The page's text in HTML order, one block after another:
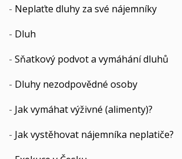
- Neplaťte dluhy za své nájemníky
- Dluh
- Sňatkový podvot a vymáhání dluhů
- Dluhy nezodpovědné osoby
- Jak vymáhat výživné (alimenty)?
- Jak vystěhovat nájemníka neplatiče?